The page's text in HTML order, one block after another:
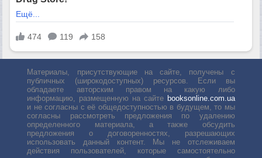
Материалы, присутствующие на сайте, получены с
публичных (широкодоступных) ресурсов. Если вы
обладаете авторским правом на какую либо
информацию, размещенную на сайте booksonline.com.ua
и не согласны с её общедоступностью в будущем, то мы
согласны рассмотреть предложения по удалению
определенного материала, а также обсудить
предложения о договоренностях, разрешающих
использовать данный контент. Мы не отслеживаем
действия пользователей, которые самостоятельно